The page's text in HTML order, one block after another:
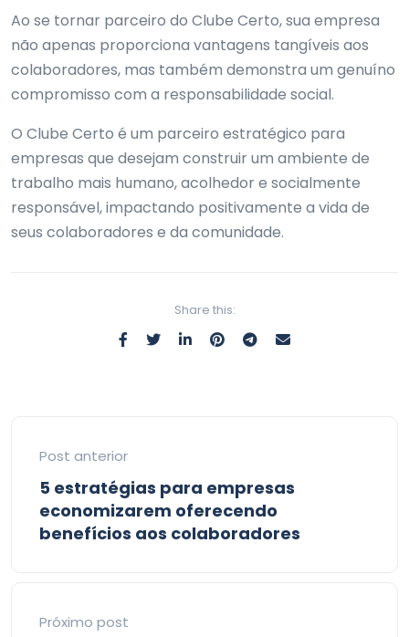
Ao se tornar parceiro do Clube Certo, sua empresa
não apenas proporciona vantagens tangíveis aos
colaboradores, mas também demonstra um genuíno
compromisso com a responsabilidade social.
O Clube Certo é um parceiro estratégico para
empresas que desejam construir um ambiente de
trabalho mais humano, acolhedor e socialmente
responsável, impactando positivamente a vida de
seus colaboradores e da comunidade.
Share this:
Post anterior
5 estratégias para empresas
economizarem oferecendo
benefícios aos colaboradores
Próximo post